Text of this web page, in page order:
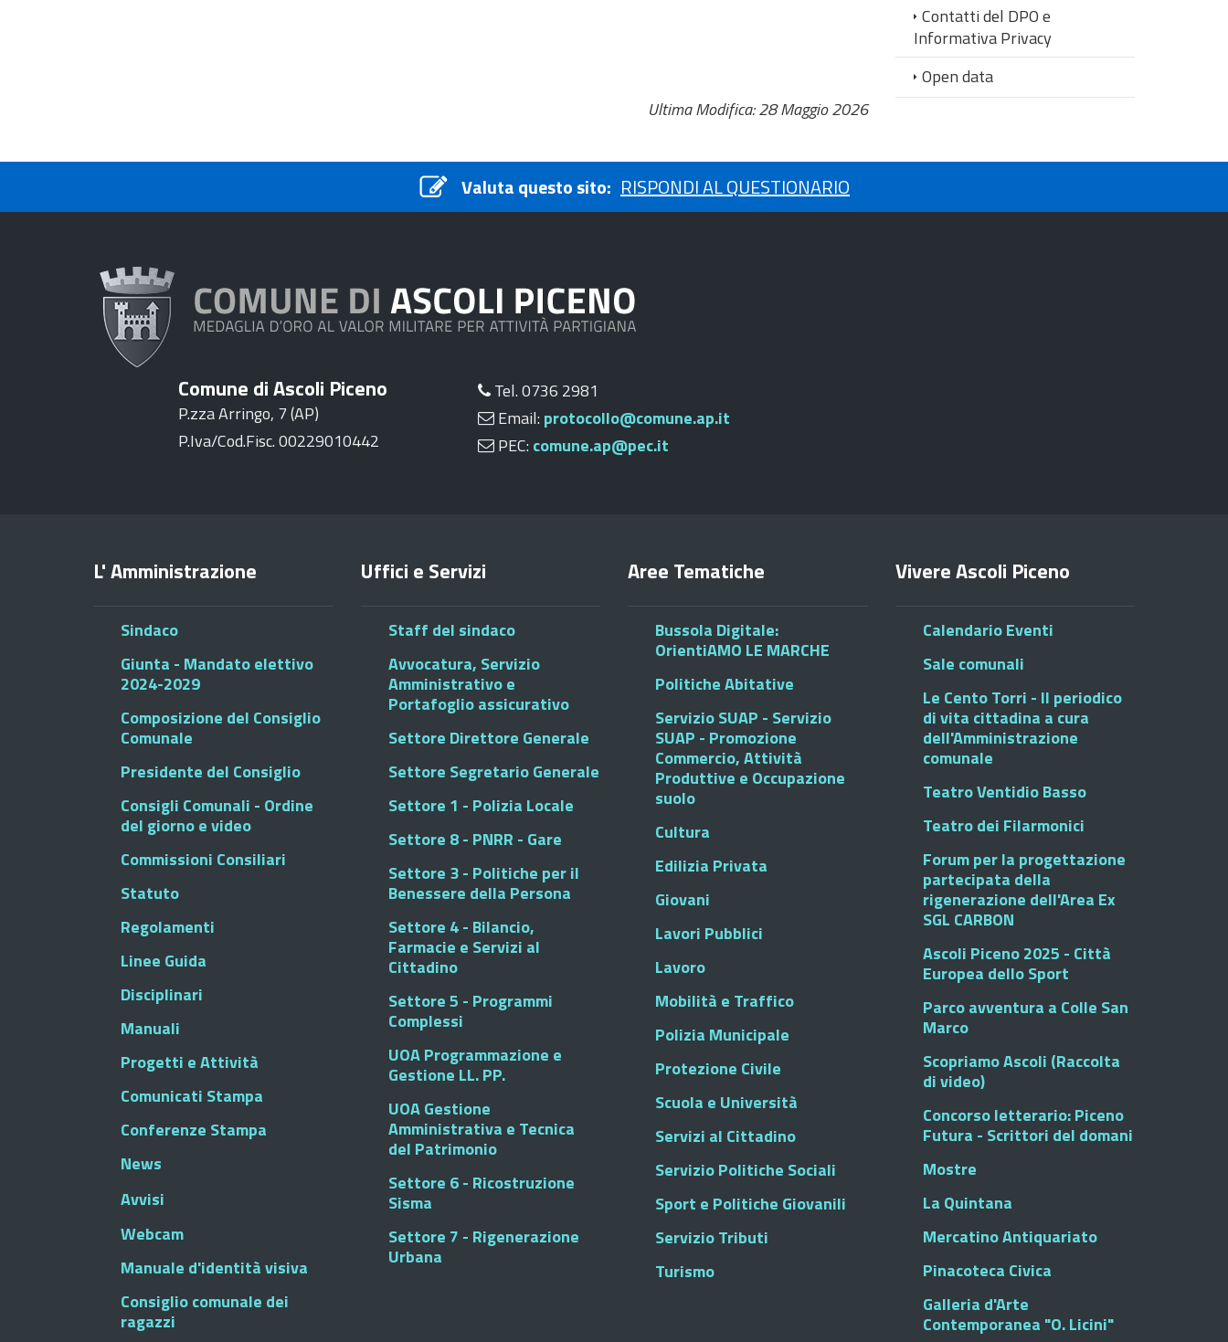
Contatti del DPO e
Informativa Privacy
Open data
Ultima Modifica: 28 Maggio 2026
Valuta questo sito: RISPONDI AL QUESTIONARIO
Comune di Ascoli Piceno
P.zza Arringo, 7 (AP)
P.Iva/Cod.Fisc. 00229010442
Tel. 0736 2981
Email: protocollo@comune.ap.it
PEC: comune.ap@pec.it
L' Amministrazione
Sindaco
Giunta - Mandato elettivo
2024-2029
Composizione del Consiglio
Comunale
Presidente del Consiglio
Consigli Comunali - Ordine
del giorno e video
Commissioni Consiliari
Statuto
Regolamenti
Linee Guida
Disciplinari
Manuali
Progetti e Attività
Comunicati Stampa
Conferenze Stampa
News
Avvisi
Webcam
Manuale d'identità visiva
Consiglio comunale dei
ragazzi
Uffici e Servizi
Staff del sindaco
Avvocatura, Servizio
Amministrativo e
Portafoglio assicurativo
Settore Direttore Generale
Settore Segretario Generale
Settore 1 - Polizia Locale
Settore 8 - PNRR - Gare
Settore 3 - Politiche per il
Benessere della Persona
Settore 4 - Bilancio,
Farmacie e Servizi al
Cittadino
Settore 5 - Programmi
Complessi
UOA Programmazione e
Gestione LL. PP.
UOA Gestione
Amministrativa e Tecnica
del Patrimonio
Settore 6 - Ricostruzione
Sisma
Settore 7 - Rigenerazione
Urbana
Aree Tematiche
Bussola Digitale:
OrientiAMO LE MARCHE
Politiche Abitative
Servizio SUAP - Servizio
SUAP - Promozione
Commercio, Attività
Produttive e Occupazione
suolo
Cultura
Edilizia Privata
Giovani
Lavori Pubblici
Lavoro
Mobilità e Traffico
Polizia Municipale
Protezione Civile
Scuola e Università
Servizi al Cittadino
Servizio Politiche Sociali
Sport e Politiche Giovanili
Servizio Tributi
Turismo
Vivere Ascoli Piceno
Calendario Eventi
Sale comunali
Le Cento Torri - Il periodico
di vita cittadina a cura
dell'Amministrazione
comunale
Teatro Ventidio Basso
Teatro dei Filarmonici
Forum per la progettazione
partecipata della
rigenerazione dell'Area Ex
SGL CARBON
Ascoli Piceno 2025 - Città
Europea dello Sport
Parco avventura a Colle San
Marco
Scopriamo Ascoli (Raccolta
di video)
Concorso letterario: Piceno
Futura - Scrittori del domani
Mostre
La Quintana
Mercatino Antiquariato
Pinacoteca Civica
Galleria d'Arte
Contemporanea "O. Licini"